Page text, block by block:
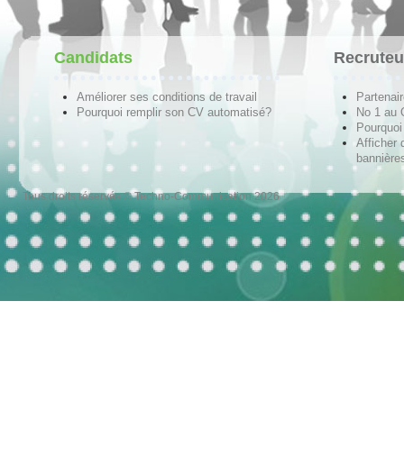
Candidats
Améliorer ses conditions de travail
Pourquoi remplir son CV automatisé?
No 1 au
Afficher
Tous droits réservés © Techno-Communication 2026